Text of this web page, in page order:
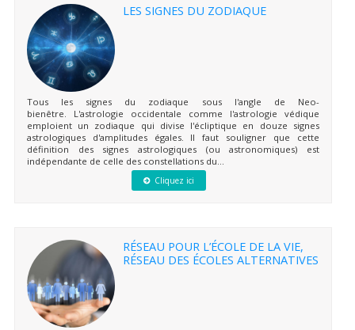
LES SIGNES DU ZODIAQUE
Tous les signes du zodiaque sous l'angle de Neo-
bienêtre. L'astrologie occidentale comme l'astrologie védique
emploient un zodiaque qui divise l'écliptique en douze signes
astrologiques d'amplitudes égales. Il faut souligner que cette
définition des signes astrologiques (ou astronomiques) est
indépendante de celle des constellations du...
Cliquez ici
RÉSEAU POUR L’ÉCOLE DE LA VIE,
RÉSEAU DES ÉCOLES ALTERNATIVES